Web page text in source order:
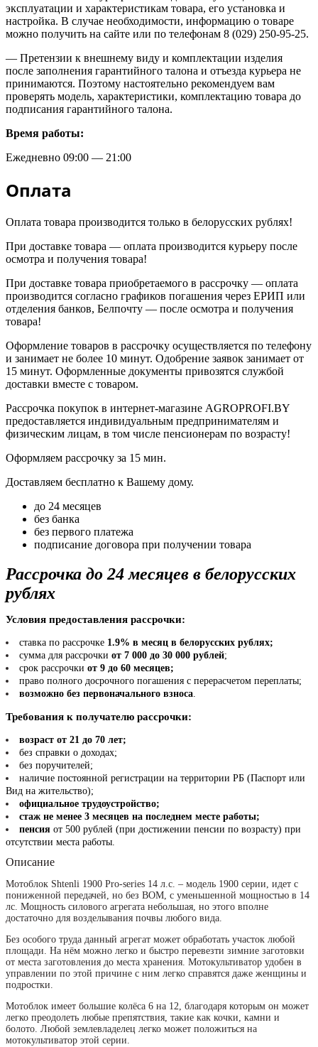
эксплуатации и характеристикам товара, его установка и
настройка. В случае необходимости, информацию о товаре
можно получить на сайте или по телефонам 8 (029) 250-95-25.
— Претензии к внешнему виду и комплектации изделия
после заполнения гарантийного талона и отъезда курьера не
принимаются. Поэтому настоятельно рекомендуем вам
проверять модель, характеристики, комплектацию товара до
подписания гарантийного талона.
Время работы:
Ежедневно 09:00 — 21:00
Оплата
Оплата товара производится только в белорусских рублях!
При доставке товара — оплата производится курьеру после
осмотра и получения товара!
При доставке товара приобретаемого в рассрочку — оплата
производится согласно графиков погашения через ЕРИП или
отделения банков, Белпочту — после осмотра и получения
товара!
Оформление товаров в рассрочку осуществляется по телефону
и занимает не более 10 минут. Одобрение заявок занимает от
15 минут. Оформленные документы привозятся службой
доставки вместе с товаром.
Рассрочка покупок в интернет-магазине AGROPROFI.BY
предоставляется индивидуальным предпринимателям и
физическим лицам, в том числе пенсионерам по возрасту!
Оформляем рассрочку за 15 мин.
Доставляем бесплатно к Вашему дому.
до 24 месяцев
без банка
без первого платежа
подписание договора при получении товара
Рассрочка до 24 месяцев в белорусских
рублях
Условия предоставления рассрочки:
ставка по рассрочке 1.9% в месяц в белорусских рублях;
сумма для рассрочки от 7 000 до 30 000 рублей;
срок рассрочки от 9 до 60 месяцев;
право полного досрочного погашения с перерасчетом переплаты;
возможно без первоначального взноса.
Требования к получателю рассрочки:
возраст от 21 до 70 лет;
без справки о доходах;
без поручителей;
наличие постоянной регистрации на территории РБ (Паспорт или
Вид на жительство);
официальное трудоустройство;
стаж не менее 3 месяцев на последнем месте работы;
пенсия от 500 рублей (при достижении пенсии по возрасту) при
отсутствии места работы.
Описание
Мотоблок Shtenli 1900 Pro-series 14 л.с. – модель 1900 серии, идет с
пониженной передачей, но без ВОМ, с уменьшенной мощностью в 14
лс. Мощность силового агрегата небольшая, но этого вполне
достаточно для возделывания почвы любого вида.
Без особого труда данный агрегат может обработать участок любой
площади. На нём можно легко и быстро перевезти зимние заготовки
от места заготовления до места хранения. Мотокультиватор удобен в
управлении по этой причине с ним легко справятся даже женщины и
подростки.
Мотоблок имеет большие колёса 6 на 12, благодаря которым он может
легко преодолеть любые препятствия, такие как кочки, камни и
болото. Любой землевладелец легко может положиться на
мотокультиватор этой серии.